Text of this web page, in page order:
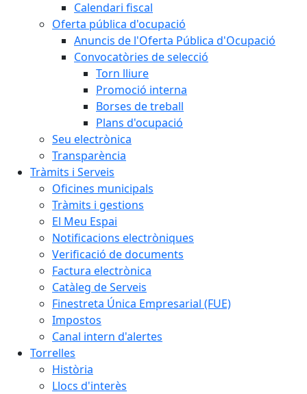
Calendari fiscal
Oferta pública d'ocupació
Anuncis de l'Oferta Pública d'Ocupació
Convocatòries de selecció
Torn lliure
Promoció interna
Borses de treball
Plans d'ocupació
Seu electrònica
Transparència
Tràmits i Serveis
Oficines municipals
Tràmits i gestions
El Meu Espai
Notificacions electròniques
Verificació de documents
Factura electrònica
Catàleg de Serveis
Finestreta Única Empresarial (FUE)
Impostos
Canal intern d'alertes
Torrelles
Història
Llocs d'interès